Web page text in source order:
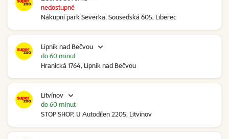
Nákupní park Severka, Sousedská 605, Liberec
nedostupné
Lipník nad Bečvou
Hranická 1764, Lipník nad Bečvou
do 60 minut
Litvínov
STOP SHOP, U Autodílen 2205, Litvínov
do 60 minut